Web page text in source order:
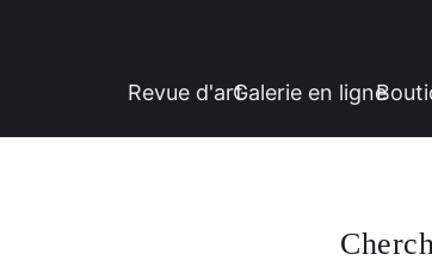
Revue d'artGalerie en ligne